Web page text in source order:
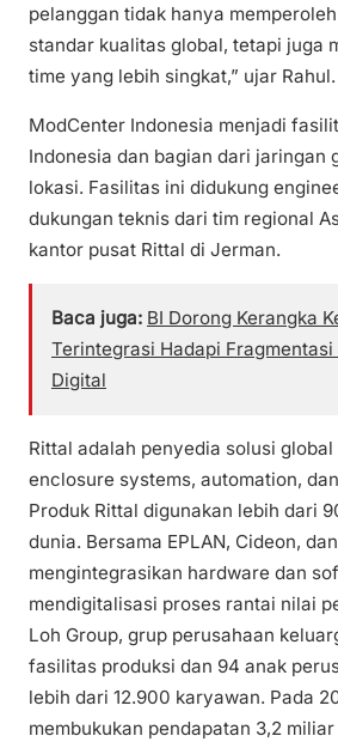
pelanggan tidak hanya
standar kualitas global, tetapi juga
time yang lebih singkat,” ujar Rahul.
ModCenter Indonesia menjadi
Indonesia dan bagian dari jaringan
lokasi. Fasilitas ini didukung
dukungan teknis dari tim regional
kantor pusat Rittal di Jerman.
Baca juga: BI Dorong Kerangka
Terintegrasi Hadapi Fragmentasi
Digital
Rittal adalah penyedia solusi
enclosure systems, automation,
Produk Rittal digunakan lebih dari
dunia. Bersama EPLAN, Cideon,
mengintegrasikan hardware dan
mendigitalisasi proses rantai nilai
Loh Group, grup perusahaan
fasilitas produksi dan 94 anak
lebih dari 12.900 karyawan. Pada
membukukan pendapatan 3,2